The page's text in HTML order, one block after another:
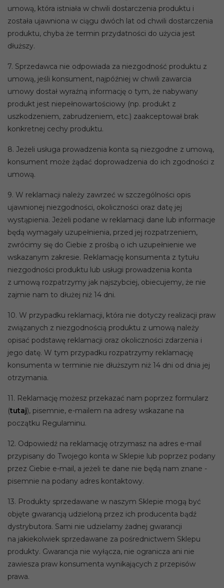
umową, która istniała w chwili dostarczenia produktu i
została ujawniona w ciągu dwóch lat od chwili dostarczenia
produktu, chyba że termin przydatności do użycia jest
dłuższy.
7. Sprzedawca nie odpowiada za niezgodność produktu z
umową, jeśli konsument, najpóźniej w chwili zawarcia
umowy dostał wyraźną informację o tym, że nabywany
produkt jest niepełnowartościowy (np. produkt z
uszkodzeniem, zabrudzeniem, etc.) zaakceptował brak
konkretnej cechy produktu.
8. Jeżeli usługa prowadzenia konta są niezgodne z umową,
konsument może żądać doprowadzenia do ich zgodności z
umową.
9. W reklamacji należy zawrzeć w szczególności opis
ujawnionej niezgodności, okoliczności oraz datę jej
wystąpienia. Jeżeli podane w reklamacji dane lub informacje
będą wymagały uzupełnienia, przed jej rozpatrzeniem,
zwrócimy się do Ciebie z prośbą o ich uzupełnienie we
wskazanym zakresie. Reklamację konsumenta z tytułu
niezgodności produktu lub usługi prowadzenia konta
z umową rozpatrzymy jak najszybciej, obiecujemy, że nie
zajmie nam to dłużej niż 14 dni.
10. W przypadku reklamacji, która nie dotyczy realizacji praw
związanych z niezgodnością produktu z umową należy
opisać podstawę reklamacji oraz okoliczności zdarzenia i
jego datę. W tym przypadku rozpatrzymy reklamację
konsumenta w terminie nie dłuższym niż 14 dni od dnia jej
otrzymania.
11. Reklamację możesz przekazać nam poprzez formularz
(tutaj), pisemnie, e-mailem na adresy wskazane na
początku Regulaminu.
12. Odpowiedź na reklamację otrzymasz na adres e-mail
przypisany do Twojego konta w Sklepie lub poprzez podany
przez Ciebie e-mail, a jeżeli te dane nie będą nam znane -
pisemnie na podany adres kontaktowy.
13. Produkty sprzedawane w naszym Sklepie mogą być
objęte gwarancją udzieloną przez ich producenta bądź
dystrybutora. Sami nie udzielamy żadnej gwarancji
na jakiekolwiek sprzedawane za pośrednictwem Sklepu
produkty. Gwarancja nie wyłącza, nie ogranicza ani nie
zawiesza praw konsumenta wynikających z przepisów
prawa.